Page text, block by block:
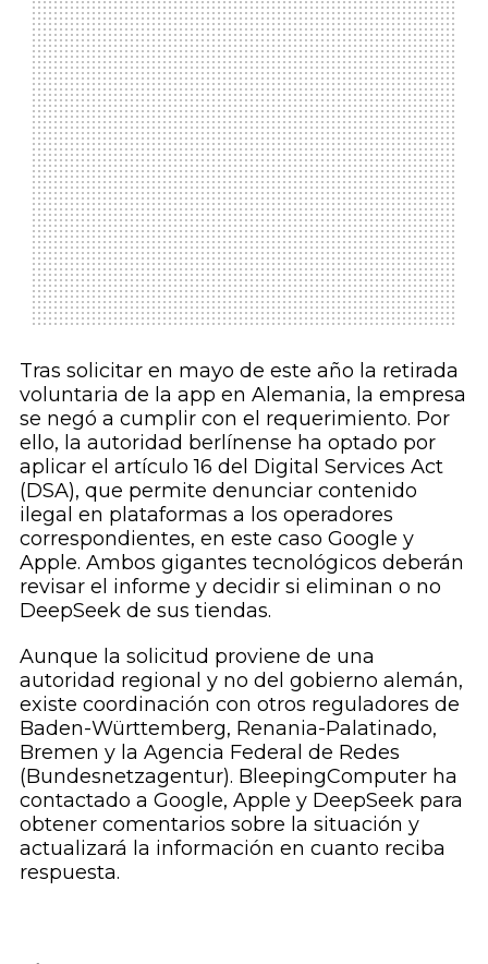
Tras solicitar en mayo de este año la retirada
voluntaria de la app en Alemania, la empresa
se negó a cumplir con el requerimiento. Por
ello, la autoridad berlínense ha optado por
aplicar el artículo 16 del Digital Services Act
(DSA), que permite denunciar contenido
ilegal en plataformas a los operadores
correspondientes, en este caso Google y
Apple. Ambos gigantes tecnológicos deberán
revisar el informe y decidir si eliminan o no
DeepSeek de sus tiendas.
Aunque la solicitud proviene de una
autoridad regional y no del gobierno alemán,
existe coordinación con otros reguladores de
Baden-Württemberg, Renania-Palatinado,
Bremen y la Agencia Federal de Redes
(Bundesnetzagentur). BleepingComputer ha
contactado a Google, Apple y DeepSeek para
obtener comentarios sobre la situación y
actualizará la información en cuanto reciba
respuesta.